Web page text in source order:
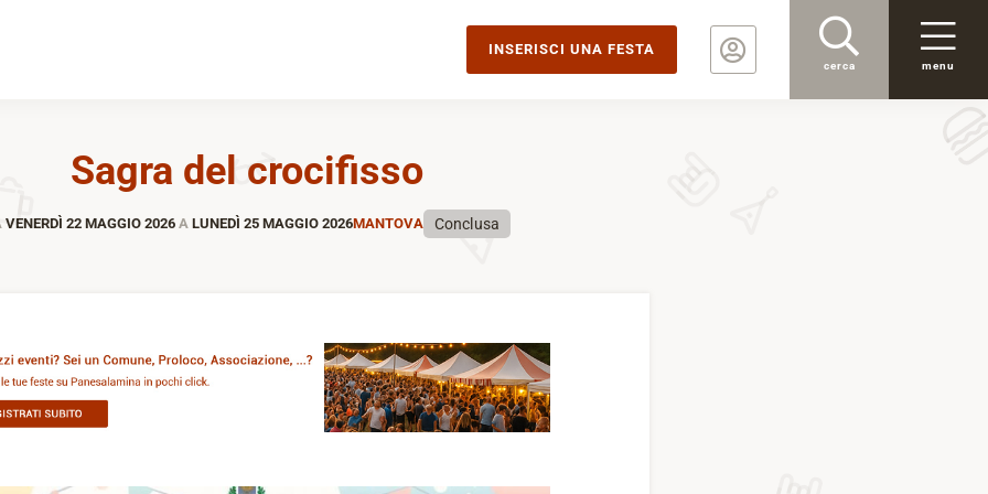
INSERISCI UNA FESTA
cerca menu
Sagra del crocifisso
VENERDÌ 22 MAGGIO 2026A LUNEDÌ 25 MAGGIO 2026MANTOVA Conclusa